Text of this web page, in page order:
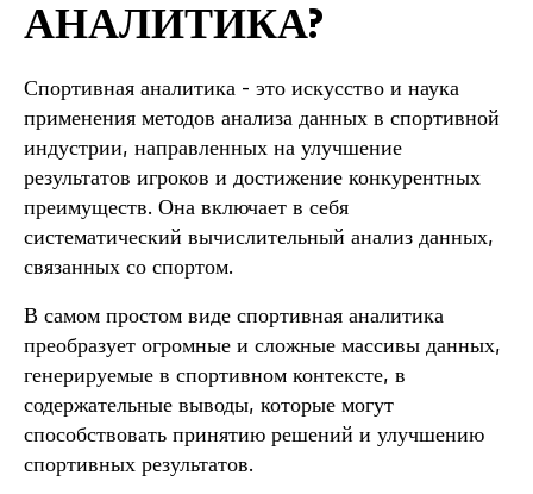
АНАЛИТИКА?
Спортивная аналитика - это искусство и наука
применения методов анализа данных в спортивной
индустрии, направленных на улучшение
результатов игроков и достижение конкурентных
преимуществ. Она включает в себя
систематический вычислительный анализ данных,
связанных со спортом.
В самом простом виде спортивная аналитика
преобразует огромные и сложные массивы данных,
генерируемые в спортивном контексте, в
содержательные выводы, которые могут
способствовать принятию решений и улучшению
спортивных результатов.